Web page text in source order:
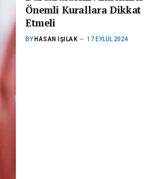
Önemli Kurallara Dikkat
Etmeli
BY HASAN IŞILAK 17 EYLÜL 2024